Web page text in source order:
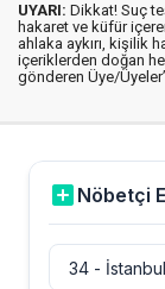
UYARI: Dikkat! Suç
hakaret ve küfür
ahlaka aykırı, kişilik
içeriklerden doğan
gönderen Üye/